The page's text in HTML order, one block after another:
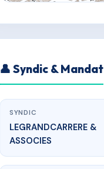
👤 Syndic & Mandat
SYNDIC
LEGRANDCARRERE &
ASSOCIES